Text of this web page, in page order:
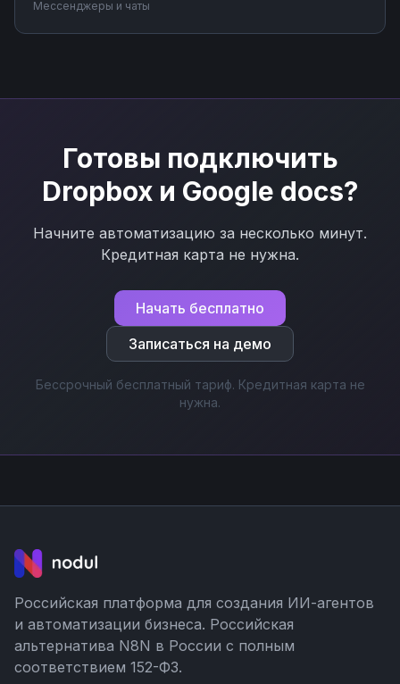
учета. Подключите мессенджер к вашим бизнес-
процессам через Nodul без программирования за
Мессенджеры и чаты
Готовы подключить
Dropbox и Google docs?
Начните автоматизацию за несколько минут.
Кредитная карта не нужна.
Начать бесплатно
Записаться на демо
Бессрочный бесплатный тариф. Кредитная карта не
нужна.
Российская платформа для создания ИИ-агентов
и автоматизации бизнеса. Российская
альтернатива N8N в России с полным
соответствием 152-ФЗ.